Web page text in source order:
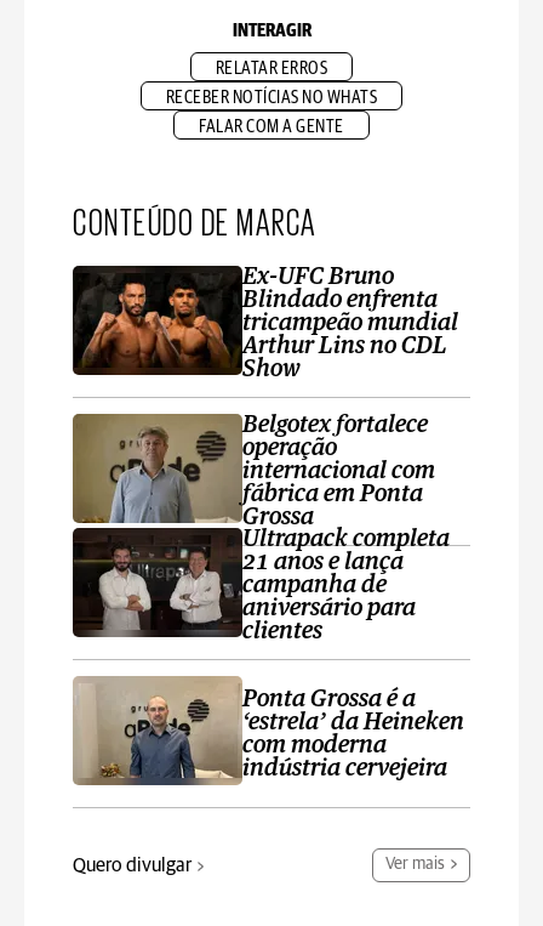
INTERAGIR
RELATAR ERROS
RECEBER NOTÍCIAS NO WHATS
FALAR COM A GENTE
CONTEÚDO DE MARCA
Ex-UFC Bruno
Blindado enfrenta
tricampeão mundial
Arthur Lins no CDL
Show
Belgotex fortalece
operação
internacional com
fábrica em Ponta
Grossa
Ultrapack completa
21 anos e lança
campanha de
aniversário para
clientes
Ponta Grossa é a
‘estrela’ da Heineken
com moderna
indústria cervejeira
Quero divulgar Ver mais